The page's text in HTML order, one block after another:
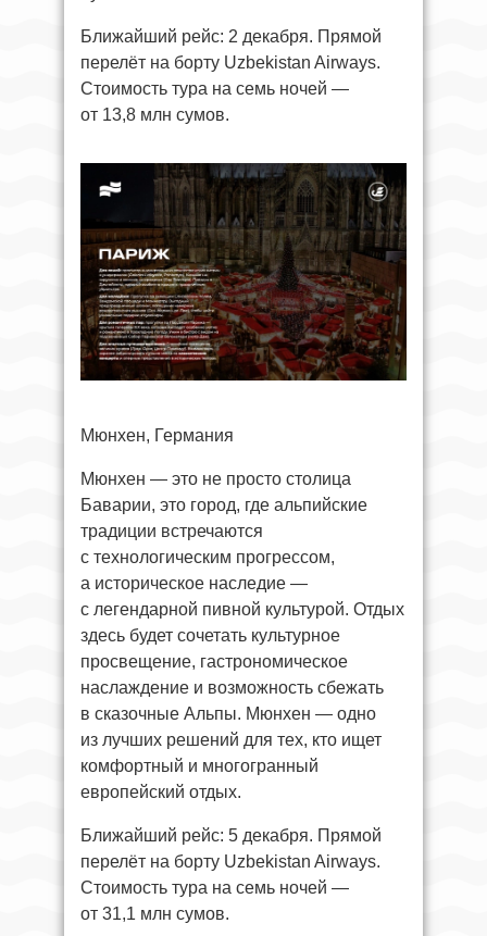
Ближайший рейс: 2 декабря. Прямой
перелёт на борту Uzbekistan Airways.
Стоимость тура на семь ночей —
от 13,8 млн сумов.
Мюнхен, Германия
Мюнхен — это не просто столица
Баварии, это город, где альпийские
традиции встречаются
с технологическим прогрессом,
а историческое наследие —
с легендарной пивной культурой. Отдых
здесь будет сочетать культурное
просвещение, гастрономическое
наслаждение и возможность сбежать
в сказочные Альпы. Мюнхен — одно
из лучших решений для тех, кто ищет
комфортный и многогранный
европейский отдых.
Ближайший рейс: 5 декабря. Прямой
перелёт на борту Uzbekistan Airways.
Стоимость тура на семь ночей —
от 31,1 млн сумов.